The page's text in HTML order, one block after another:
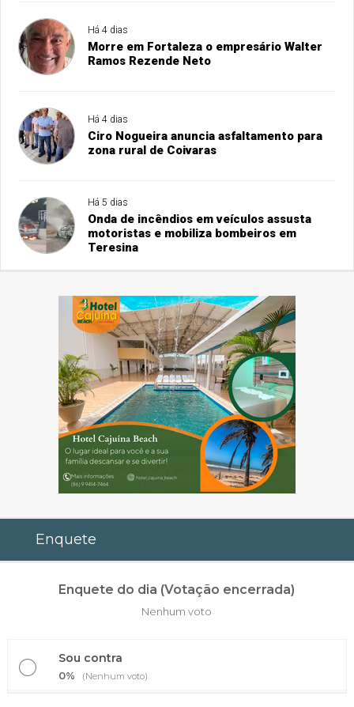
Há 4 dias
Morre em Fortaleza o empresário Walter
Ramos Rezende Neto
Há 4 dias
Ciro Nogueira anuncia asfaltamento para
zona rural de Coivaras
Há 5 dias
Onda de incêndios em veículos assusta
motoristas e mobiliza bombeiros em
Teresina
Enquete
Enquete do dia (Votação encerrada)
Nenhum voto
Sou contra
0% (Nenhum voto)